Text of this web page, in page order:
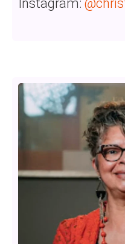
Instagram: